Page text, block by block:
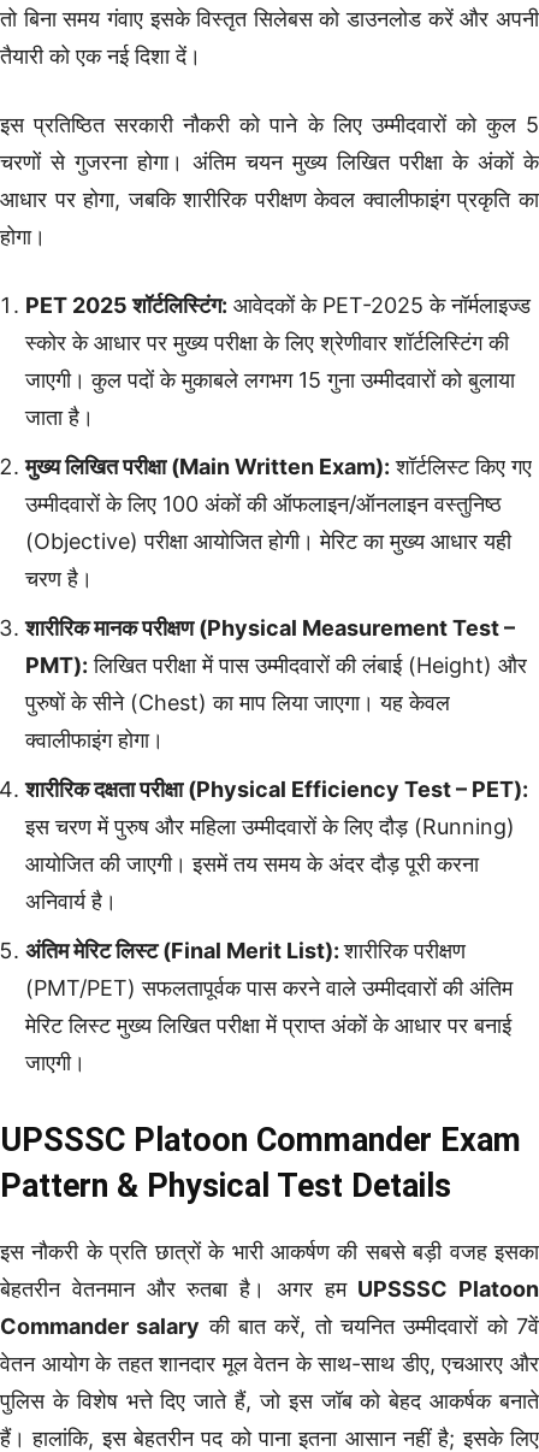
तो बिना समय गंवाए इसके विस्तृत सिलेबस को डाउनलोड करें और अपनी
तैयारी को एक नई दिशा दें।
इस प्रतिष्ठित सरकारी नौकरी को पाने के लिए उम्मीदवारों को कुल 5
चरणों से गुजरना होगा। अंतिम चयन मुख्य लिखित परीक्षा के अंकों के
आधार पर होगा, जबकि शारीरिक परीक्षण केवल क्वालीफाइंग प्रकृति का
होगा।
PET 2025 शॉर्टलिस्टिंग: आवेदकों के PET-2025 के नॉर्मलाइज्ड
स्कोर के आधार पर मुख्य परीक्षा के लिए श्रेणीवार शॉर्टलिस्टिंग की
जाएगी। कुल पदों के मुकाबले लगभग 15 गुना उम्मीदवारों को बुलाया
जाता है।
मुख्य लिखित परीक्षा (Main Written Exam): शॉर्टलिस्ट किए गए
उम्मीदवारों के लिए 100 अंकों की ऑफलाइन/ऑनलाइन वस्तुनिष्ठ
(Objective) परीक्षा आयोजित होगी। मेरिट का मुख्य आधार यही
चरण है।
शारीरिक मानक परीक्षण (Physical Measurement Test –
PMT): लिखित परीक्षा में पास उम्मीदवारों की लंबाई (Height) और
पुरुषों के सीने (Chest) का माप लिया जाएगा। यह केवल
क्वालीफाइंग होगा।
शारीरिक दक्षता परीक्षा (Physical Efficiency Test – PET):
इस चरण में पुरुष और महिला उम्मीदवारों के लिए दौड़ (Running)
आयोजित की जाएगी। इसमें तय समय के अंदर दौड़ पूरी करना
अनिवार्य है।
अंतिम मेरिट लिस्ट (Final Merit List):शारीरिक परीक्षण
(PMT/PET) सफलतापूर्वक पास करने वाले उम्मीदवारों की अंतिम
मेरिट लिस्ट मुख्य लिखित परीक्षा में प्राप्त अंकों के आधार पर बनाई
जाएगी।
UPSSSC Platoon Commander Exam
Pattern & Physical Test Details
इस नौकरी के प्रति छात्रों के भारी आकर्षण की सबसे बड़ी वजह इसका
बेहतरीन वेतनमान और रुतबा है। अगर हम UPSSSC Platoon
Commander salary की बात करें, तो चयनित उम्मीदवारों को 7वें
वेतन आयोग के तहत शानदार मूल वेतन के साथ-साथ डीए, एचआरए और
पुलिस के विशेष भत्ते दिए जाते हैं, जो इस जॉब को बेहद आकर्षक बनाते
हैं। हालांकि, इस बेहतरीन पद को पाना इतना आसान नहीं है; इसके लिए